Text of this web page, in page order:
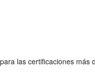
las certificaciones más